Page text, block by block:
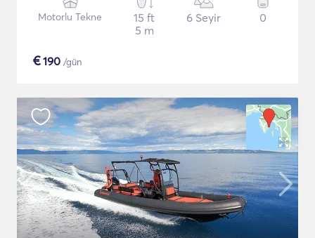
Motorlu Tekne
15 ft
5 m
6 Seyir 0
€190 /gün